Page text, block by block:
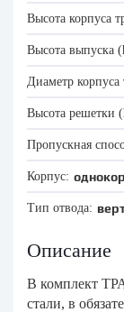
Высота корпуса
Высота выпуска
Диаметр
Высота решетки
Пропускная
Корпус:
Тип отвода:
Описание
В комплект
стали, в